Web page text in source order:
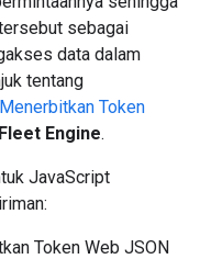
sebagai
data dalam
tentang
Menerbitkan Token
Engine.
JavaScript
Token Web JSON